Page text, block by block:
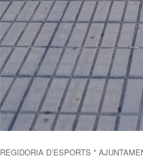
REGIDORIA D’ESPORTS *